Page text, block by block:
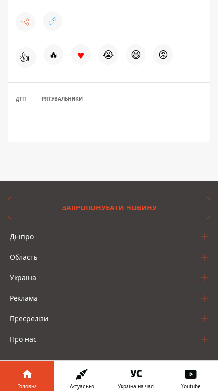
👍 🔥 ♥ 😭 😆 😡
ДТП РЯТУВАЛЬНИКИ
ЗАПРОПОНУВАТИ НОВИНУ
Дніпро
Область
Україна
Реклама
Пресрелізи
Про нас
Головна Актуально Україна на часі Youtube